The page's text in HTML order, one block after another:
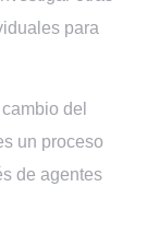
para
del
un proceso
de agentes